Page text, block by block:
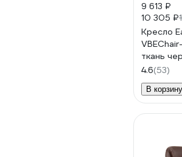
9 613 ₽
10 305 ₽
Кресло
ткань
1027781
4.6(53)
В корзину